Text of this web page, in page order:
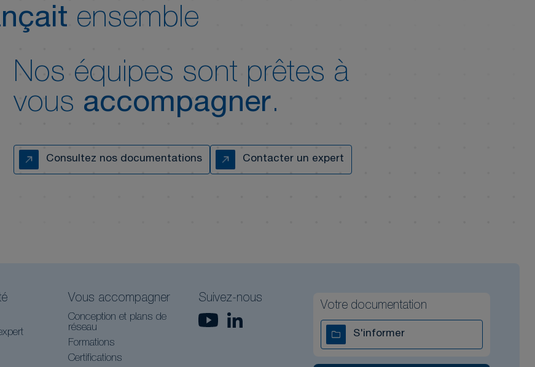
ensemble
Nos équipes sont prêtes à
vous accompagner.
Consultez nos documentations Contacter un expert
Vous accompagner
Conception et plans de
réseau
Formations
Certifications
Suivez-nous
Votre documentation
S'informer